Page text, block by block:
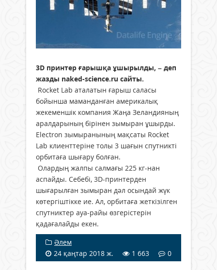
3D принтер ғарышқа ұшырылды, – деп
жазды naked-science.ru сайты.
Rocket Lab аталатын ғарыш саласы
бойынша маманданған америкалық
жекеменшік компания Жаңа Зеландияның
аралдарының бірінен зымыран ұшырды.
Electron зымыранының мақсаты Rocket
Lab клиенттеріне толы 3 шағын спутникті
орбитаға шығару болған.
Олардың жалпы салмағы 225 кг-нан
аспайды. Себебі, 3D-принтерден
шығарылған зымыран дәл осындай жүк
көтергіштікке ие. Ал, орбитаға жеткізілген
спутниктер ауа-райы өзгерістерін
қадағалайды екен.
Әлем
24 қаңтар 2018 ж.
1 663 0